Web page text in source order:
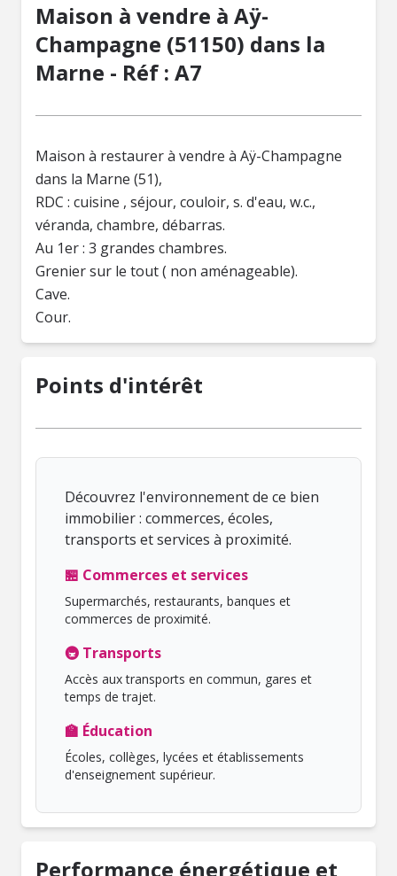
Maison à vendre à Aÿ-
Champagne (51150) dans la
Marne - Réf : A7
Maison à restaurer à vendre à Aÿ-Champagne
dans la Marne (51),
RDC : cuisine , séjour, couloir, s. d'eau, w.c.,
véranda, chambre, débarras.
Au 1er : 3 grandes chambres.
Grenier sur le tout ( non aménageable).
Cave.
Points d'intérêt
Découvrez l'environnement de ce bien
immobilier : commerces, écoles,
transports et services à proximité.
🏪 Commerces et services
Supermarchés, restaurants, banques et
commerces de proximité.
🚇 Transports
Accès aux transports en commun, gares et
temps de trajet.
🏫 Éducation
Écoles, collèges, lycées et établissements
d'enseignement supérieur.
Performance énergétique et